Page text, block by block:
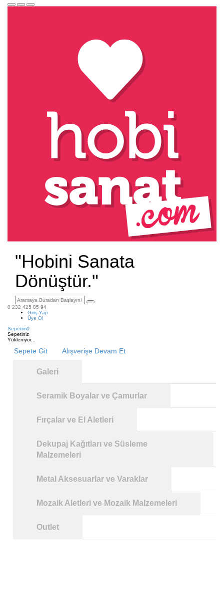
"Hobini Sanata
Dönüştür."
0 232 425 85 94
Giriş Yap
Üye Ol
Sepetim0
Sepetiniz
Yükleniyor...
Sepete Git Alışverişe Devam Et
Galeri
Seramik Boyalar ve Çamurlar
Fırçalar ve El Aletleri
Dekupaj Kağıtları ve Süsleme
Malzemeleri
Metal Aksesuarlar ve Varaklar
Mozaik Aletleri ve Mozaik Malzemeleri
Outlet